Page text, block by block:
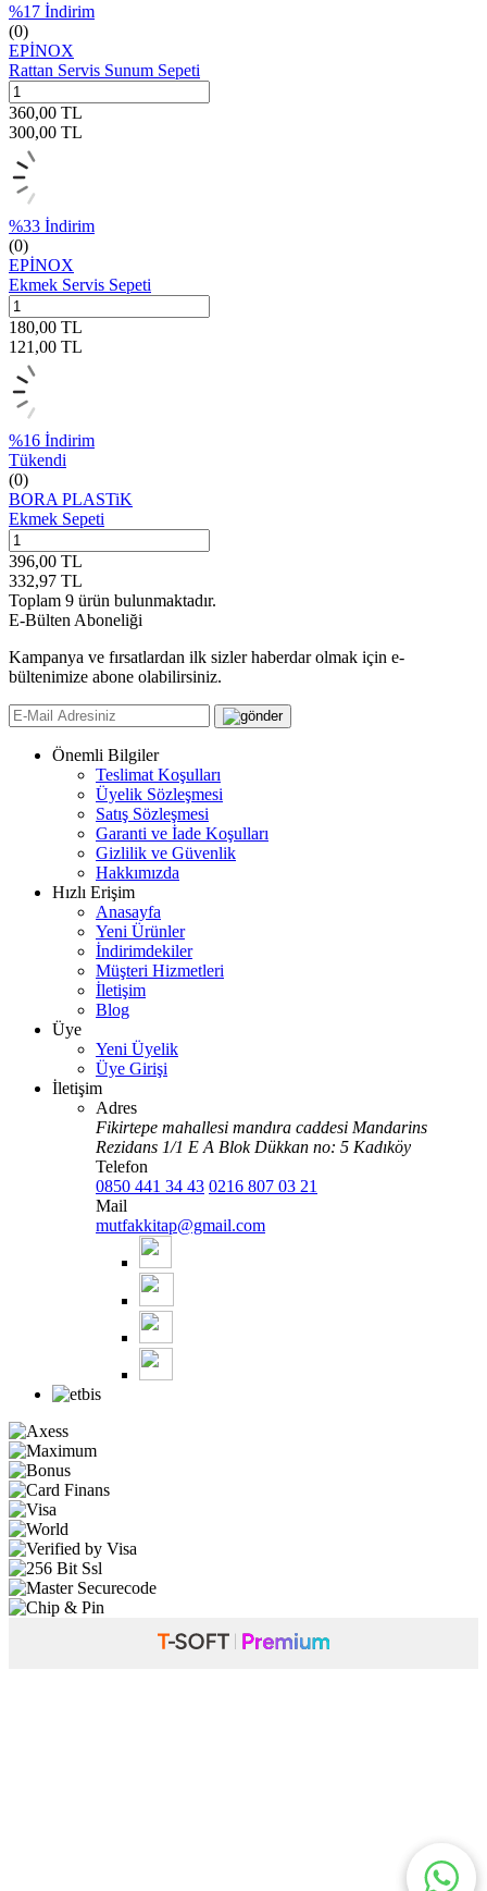
%17 İndirim
(0)
EPİNOX
Rattan Servis Sunum Sepeti
360,00 TL
300,00 TL
%33 İndirim
(0)
EPİNOX
Ekmek Servis Sepeti
180,00 TL
121,00 TL
%16 İndirim
Tükendi
(0)
BORA PLASTiK
Ekmek Sepeti
396,00 TL
332,97 TL
Toplam 9 ürün bulunmaktadır.
E-Bülten Aboneliği
Kampanya ve fırsatlardan ilk sizler haberdar olmak için e-
bültenimize abone olabilirsiniz.
Önemli Bilgiler
Teslimat Koşulları
Üyelik Sözleşmesi
Satış Sözleşmesi
Garanti ve İade Koşulları
Gizlilik ve Güvenlik
Hakkımızda
Hızlı Erişim
Anasayfa
Yeni Ürünler
İndirimdekiler
Müşteri Hizmetleri
İletişim
Blog
Üye
Yeni Üyelik
Üye Girişi
İletişim
Adres
Fikirtepe mahallesi mandıra caddesi Mandarins
Rezidans 1/1 E A Blok Dükkan no: 5 Kadıköy
Telefon
0850 441 34 43 0216 807 03 21
Mail
mutfakkitap@gmail.com